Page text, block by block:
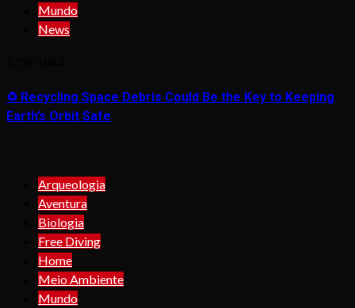
Mundo
News
♻️ Recycling Space Debris Could Be the Key to Keeping
Earth’s Orbit Safe
Arqueologia
Aventura
Biologia
Free Diving
Home
Meio Ambiente
Mundo